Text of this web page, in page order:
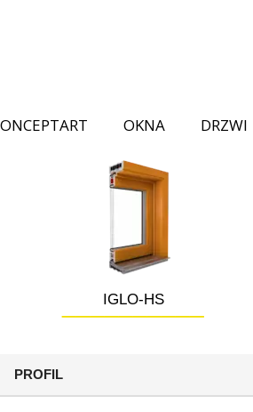
IGLO-HS
__________
PROFIL
OKNA DRZWI